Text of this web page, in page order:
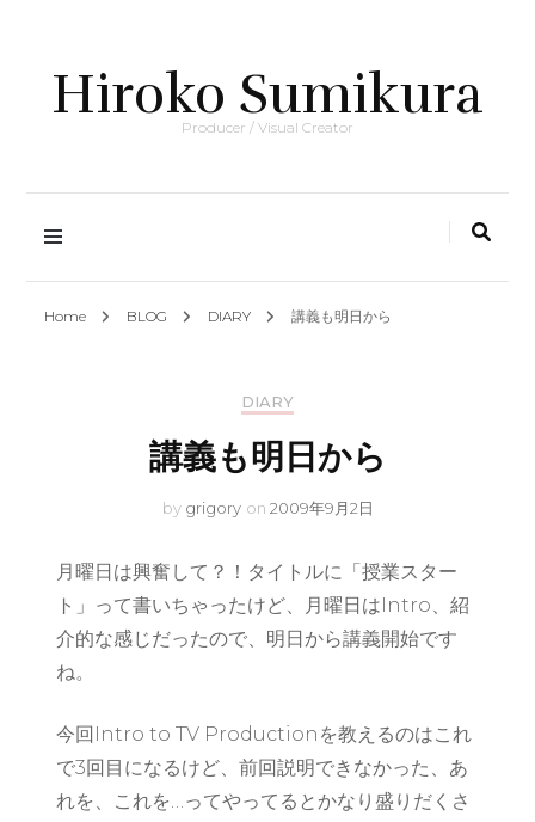
Hiroko Sumikura
Producer / Visual Creator
Home BLOG DIARY 講義も明日から
DIARY
講義も明日から
by grigory on 2009年9月2日
月曜日は興奮して？！タイトルに「授業スター
ト」って書いちゃったけど、月曜日はIntro、紹
介的な感じだったので、明日から講義開始です
ね。
今回Intro to TV Productionを教えるのはこれ
で3回目になるけど、前回説明できなかった、あ
れを、これを…ってやってるとかなり盛りだくさ